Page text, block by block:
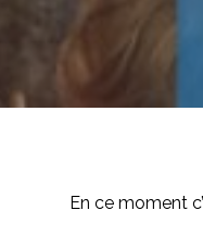
En ce moment